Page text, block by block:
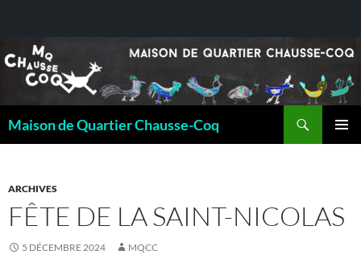
Maison de Quartier Chausse-Coq
ARCHIVES
FÊTE DE LA SAINT-NICOLAS
5 DÉCEMBRE 2024 MQCC